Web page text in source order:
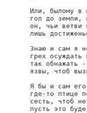
Или, былому в
гол до земли,
он, чьи ветви
лишь
Знаю и сам я
грех
так обнажать
язвы, чтоб
Я бы и сам
где-то птице
сесть, чтоб
пусть это